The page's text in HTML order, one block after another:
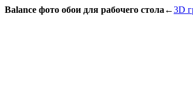
Balance фото обои для рабочего стола ←3D